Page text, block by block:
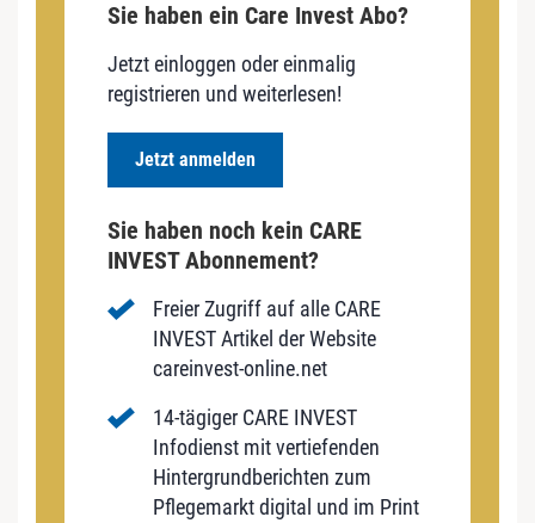
Sie haben ein Care Invest Abo?
Jetzt einloggen oder einmalig
registrieren und weiterlesen!
Jetzt anmelden
Sie haben noch kein CARE
INVEST Abonnement?
Freier Zugriff auf alle CARE
INVEST Artikel der Website
careinvest-online.net
14-tägiger CARE INVEST
Infodienst mit vertiefenden
Hintergrundberichten zum
Pflegemarkt digital und im Print